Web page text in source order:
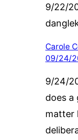
9/22/
Carole
09/24/
9/24/
does a
matter